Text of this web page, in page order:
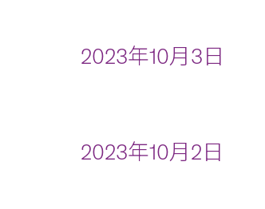
2023年10月3日
2023年10月2日